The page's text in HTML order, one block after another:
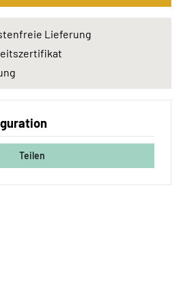
Lieferung
Teilen